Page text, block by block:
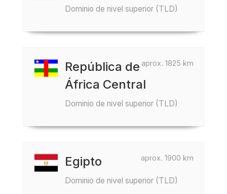
Dominio de nivel superior (TLD)
aprox. 1825 km
República de
África Central
Dominio de nivel superior (TLD)
aprox. 1900 km
Egipto
Dominio de nivel superior (TLD)